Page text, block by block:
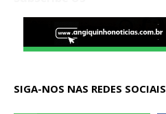
SIGA-NOS NAS REDES SOCIAIS